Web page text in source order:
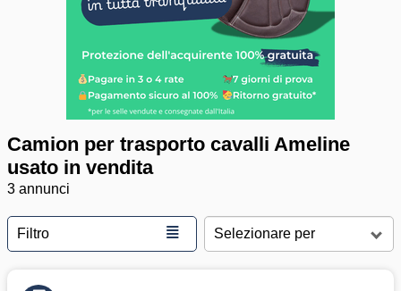
Camion per trasporto cavalli Ameline
usato in vendita
3 annunci
Filtro ≣